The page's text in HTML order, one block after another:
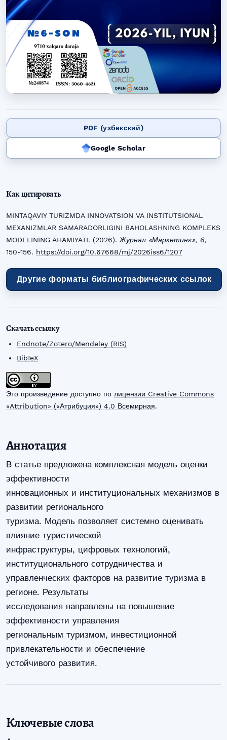
PDF (узбекский)
Google Scholar
Как цитировать
MINTAQAVIY TURIZMDA INNOVATSION VA INSTITUTSIONAL
MEXANIZMLAR SAMARADORLIGINI BAHOLASHNING KOMPLEKS
MODELINING AHAMIYATI. (2026). Журнал «Маркетинг», 6,
150-156. https://doi.org/10.67668/mj/2026iss6/1207
Другие форматы библиографических ссылок
Скачать ссылку
Endnote/Zotero/Mendeley (RIS)
BibTeX
Это произведение доступно по лицензии Creative Commons
«Attribution» («Атрибуция») 4.0 Всемирная.
Аннотация
В статье предложена комплексная модель оценки
эффективности
инновационных и институциональных механизмов в
развитии регионального
туризма. Модель позволяет системно оценивать
влияние туристической
инфраструктуры, цифровых технологий,
институционального сотрудничества и
управленческих факторов на развитие туризма в
регионе. Результаты
исследования направлены на повышение
эффективности управления
региональным туризмом, инвестиционной
привлекательности и обеспечение
устойчивого развития.
Ключевые слова